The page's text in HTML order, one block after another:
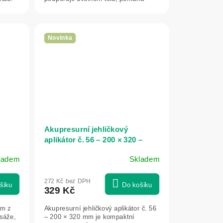
z
Novinka
Akupresurní jehličkový
aplikátor č. 56 – 200 × 320 –
Skladem
272 Kč bez DPH
329 Kč Do košíku
Akupresurní jehličkový aplikátor č. 56
– 200 × 320 mm je kompaktní